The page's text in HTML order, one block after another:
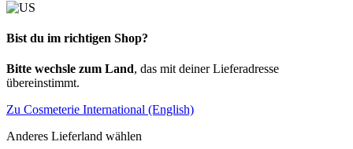
Bist du im richtigen Shop?
Bitte wechsle zum Land, das mit deiner Lieferadresse
übereinstimmt.
Zu Cosmeterie International (English)
Anderes Lieferland wählen